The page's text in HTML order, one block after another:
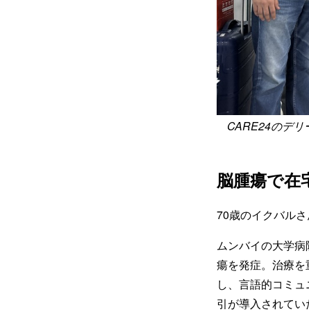
CARE24のデリ
脳腫瘍で在
70歳のイクバルさ
ムンバイの大学
瘍を発症。治療
し、言語的コミ
引が導入されてい